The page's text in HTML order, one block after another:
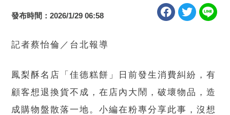
發布時間：2026/1/29 06:58
記者蔡怡倫／台北報導
鳳梨酥名店「佳德糕餅」日前發生消費糾紛，有
顧客想退換貨不成，在店內大鬧，破壞物品，造
成購物盤散落一地。小編在粉專分享此事，沒想